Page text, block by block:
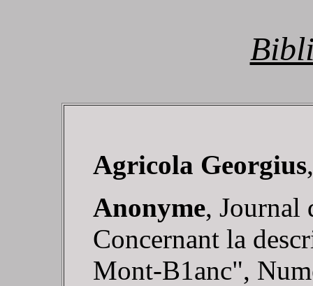
Agricola Georgius
Anonyme, Journal
Concernant la
Mont-B1anc",